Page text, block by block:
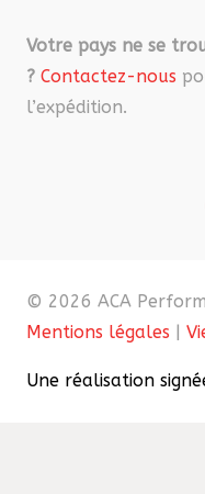
Votre pays ne se
? Contactez-nous
l’expédition.
© 2026 ACA
Mentions légales |
Une réalisation